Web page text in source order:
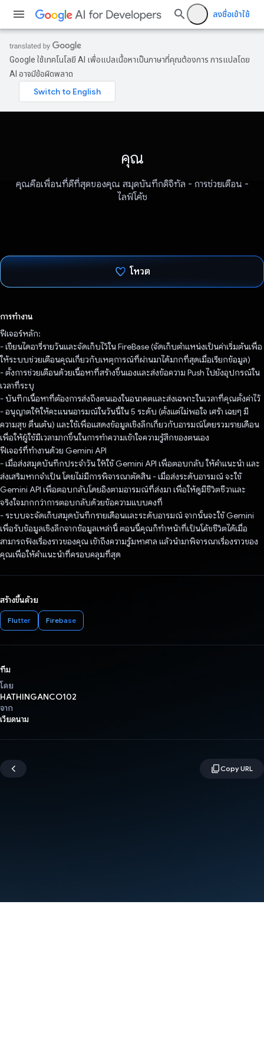
ลงชื่อเข้าใช้
Google ใช้เทคโนโลยี AI เพื่อแปลเนื้อหาเป็นภาษาที่คุณต้องการ การแปลโดย
AI อาจมีข้อผิดพลาด
คุณ
คุณคือเพื่อนที่ดีที่สุดของคุณ สมุดบันทึกดิจิทัล - การช่วยเตือน -
ไลฟ์โค้ช
โหวต
การทำงาน
ฟีเจอร์หลัก:
- เขียนไดอารี่รายวันและจัดเก็บไว้ใน FireBase (จัดเก็บตำแหน่งเป็นค่าเริ่มต้นเพื่อ
ให้ระบบช่วยเตือนคุณเกี่ยวกับเหตุการณ์ที่ผ่านมาได้มากที่สุดเมื่อเรียกข้อมูล)
- ตั้งการช่วยเตือนด้วยเนื้อหาที่สร้างขึ้นเองและส่งข้อความ Push ไปยังอุปกรณ์ใน
เวลาที่ระบุ
- บันทึกเนื้อหาที่ต้องการส่งถึงตนเองในอนาคตและส่งเฉพาะในเวลาที่คุณตั้งค่าไว้
- อนุญาตให้ให้คะแนนอารมณ์ในวันนี้ใน 5 ระดับ (ตั้งแต่ไม่พอใจ เศร้า เฉยๆ มี
ความสุข ตื่นเต้น) และใช้เพื่อแสดงข้อมูลเชิงลึกเกี่ยวกับอารมณ์โดยรวมรายเดือน
เพื่อให้ผู้ใช้มีเวลามากขึ้นในการทำความเข้าใจความรู้สึกของตนเอง
ฟีเจอร์ที่ทำงานด้วย Gemini API
- เมื่อส่งสมุดบันทึกประจำวัน ให้ใช้ Gemini API เพื่อตอบกลับ ให้คำแนะนำ และ
ส่งเสริมหากจำเป็น โดยไม่มีการพิจารณาตัดสิน - เมื่อส่งระดับอารมณ์ จะใช้
Gemini API เพื่อตอบกลับโดยอิงตามอารมณ์ที่ส่งมา เพื่อให้ดูมีชีวิตชีวาและ
จริงใจมากกว่าการตอบกลับด้วยข้อความแบบคงที่
- ระบบจะจัดเก็บสมุดบันทึกรายเดือนและระดับอารมณ์ จากนั้นจะใช้ Gemini
เพื่อรับข้อมูลเชิงลึกจากข้อมูลเหล่านี้ ตอนนี้คุณก็ทำหน้าที่เป็นโค้ชชีวิตได้เมื่อ
สามารถฟังเรื่องราวของคุณ เข้าถึงความรู้มหาศาล แล้วนำมาพิจารณาเรื่องราวของ
คุณเพื่อให้คำแนะนำที่ครอบคลุมที่สุด
สร้างขึ้นด้วย
Flutter Firebase
ทีม
โดย
HATHINGANCO102
จาก
เวียดนาม